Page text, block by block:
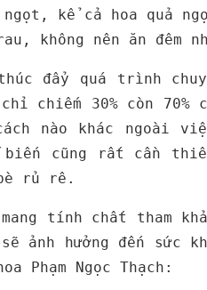
kể cả hoa quả
không nên ăn đêm
đẩy quá trình
chiếm 30% còn 70%
nào khác ngoài
biến cũng rất cần
rủ rê.
tính chất tham
ảnh hưởng đến sức
Ngọc Thạch: